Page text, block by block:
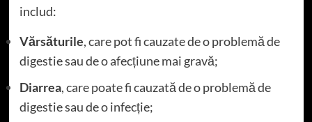
includ:
Vărsăturile, care pot fi cauzate de o problemă de
digestie sau de o afecțiune mai gravă;
Diarrea, care poate fi cauzată de o problemă de
digestie sau de o infecție;